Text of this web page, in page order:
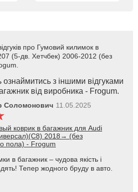
про Гумовий килимок в
(5-дв. Хетчбек) 2006-2012 (без
з іншими відгуками
від виробника - Frogum.
Соломонович 11.05.2025
коврик в багажник для Audi
2018→ (без
пола) - Frogum
в багажник – чудова якість і
Тепер жодного бруду в авто.